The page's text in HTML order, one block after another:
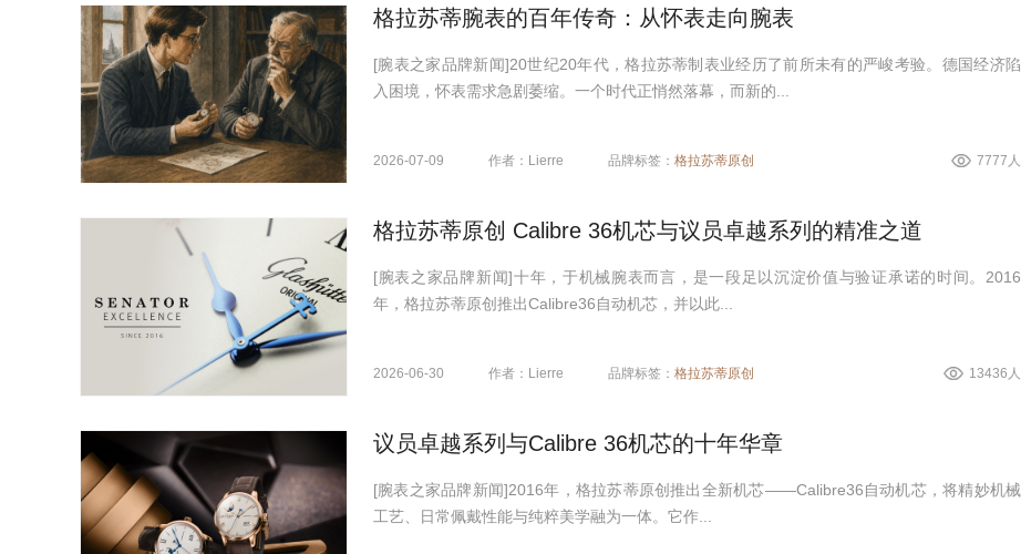
格拉苏蒂腕表的百年传奇：从怀表走向腕表
[腕表之家品牌新闻]20世纪20年代，格拉苏蒂制表业经历了前所未有的严峻考验。德国经济陷
入困境，怀表需求急剧萎缩。一个时代正悄然落幕，而新的...
2026-07-09 作者：Lierre 品牌标签： 格拉苏蒂原创 7777人
格拉苏蒂原创 Calibre 36机芯与议员卓越系列的精准之道
[腕表之家品牌新闻]十年，于机械腕表而言，是一段足以沉淀价值与验证承诺的时间。2016
年，格拉苏蒂原创推出Calibre36自动机芯，并以此...
2026-06-30 作者：Lierre 品牌标签： 格拉苏蒂原创 13436人
议员卓越系列与Calibre 36机芯的十年华章
[腕表之家品牌新闻]2016年，格拉苏蒂原创推出全新机芯——Calibre36自动机芯，将精妙机械
工艺、日常佩戴性能与纯粹美学融为一体。它作...